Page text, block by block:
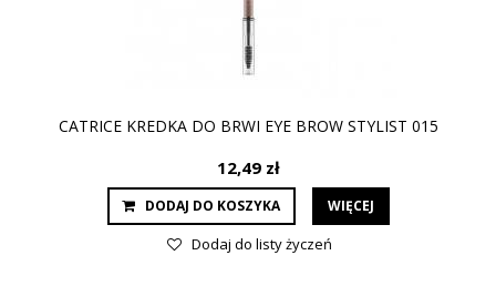
CATRICE KREDKA DO BRWI EYE BROW STYLIST 015
12,49 zł
DODAJ DO KOSZYKA WIĘCEJ
Dodaj do listy życzeń